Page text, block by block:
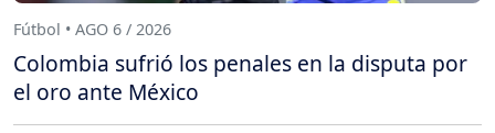
Fútbol • AGO 6 / 2026
Colombia sufrió los penales en la disputa por
el oro ante México